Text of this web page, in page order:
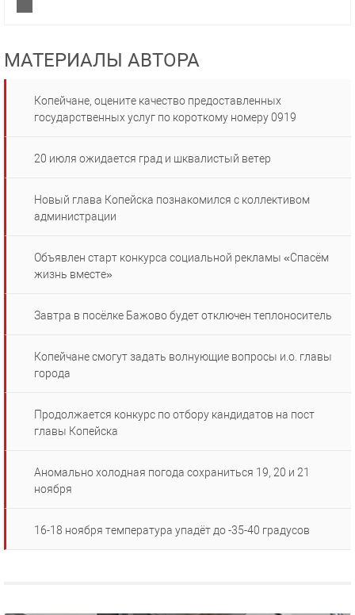
МАТЕРИАЛЫ АВТОРА
Копейчане, оцените качество предоставленных
государственных услуг по короткому номеру 0919
20 июля ожидается град и шквалистый ветер
Новый глава Копейска познакомился с коллективом
администрации
Объявлен старт конкурса социальной рекламы «Спасём
жизнь вместе»
Завтра в посёлке Бажово будет отключен теплоноситель
Копейчане смогут задать волнующие вопросы и.о. главы
города
Продолжается конкурс по отбору кандидатов на пост
главы Копейска
Аномально холодная погода сохраниться 19, 20 и 21
ноября
16-18 ноября температура упадёт до -35-40 градусов